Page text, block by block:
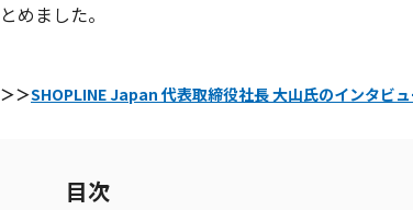
とめました。
＞＞SHOPLINE Japan 代表取締役社長 大山氏のインタビ
目次